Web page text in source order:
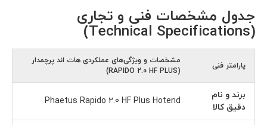
جدول مشخصات فنی و تجاری
(Technical Specifications)
پارامتر فنی
مشخصات و ویژگی‌های عملکردی هات اند پرچمدار
(RAPIDO 2.0 HF PLUS)
برند و نام
دقیق کالا
Phaetus Rapido 2.0 HF Plus Hotend